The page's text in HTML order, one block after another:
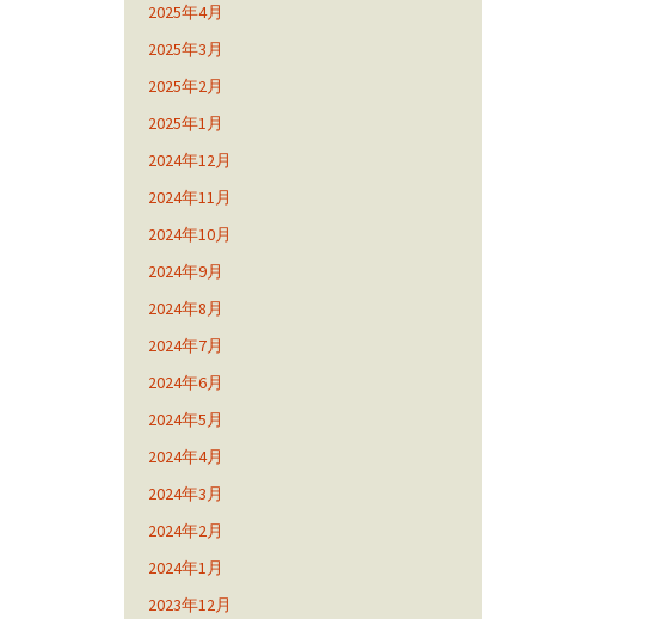
2025年4月
2025年3月
2025年2月
2025年1月
2024年12月
2024年11月
2024年10月
2024年9月
2024年8月
2024年7月
2024年6月
2024年5月
2024年4月
2024年3月
2024年2月
2024年1月
2023年12月